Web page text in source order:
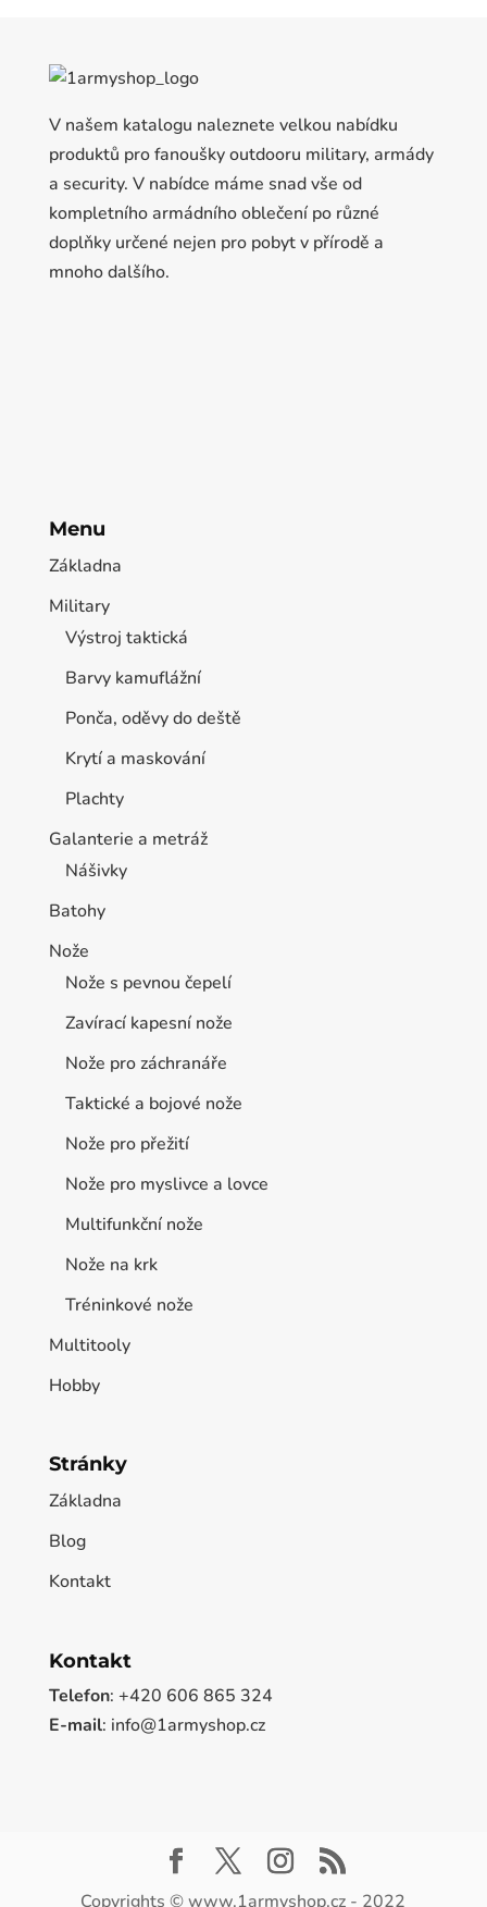
V našem katalogu naleznete velkou nabídku
produktů pro fanoušky outdooru military, armády
a security. V nabídce máme snad vše od
kompletního armádního oblečení po různé
doplňky určené nejen pro pobyt v přírodě a
mnoho dalšího.
Menu
Základna
Military
Výstroj taktická
Barvy kamuflážní
Ponča, oděvy do deště
Krytí a maskování
Plachty
Galanterie a metráž
Nášivky
Batohy
Nože
Nože s pevnou čepelí
Zavírací kapesní nože
Nože pro záchranáře
Taktické a bojové nože
Nože pro přežití
Nože pro myslivce a lovce
Multifunkční nože
Nože na krk
Tréninkové nože
Multitooly
Hobby
Stránky
Základna
Blog
Kontakt
Kontakt
Telefon: +420 606 865 324
E-mail: info@1armyshop.cz
Copyrights © www.1armyshop.cz - 2022